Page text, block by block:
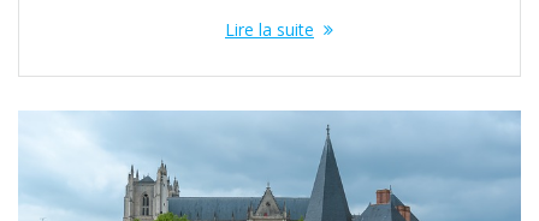
Lire la suite